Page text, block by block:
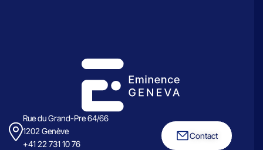
Rue du Grand-Pre 64/66
1202 Genève
+41 22 731 10 76
Contact